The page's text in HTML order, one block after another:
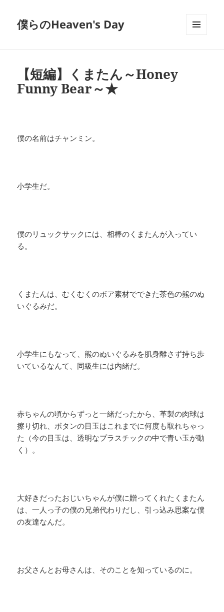
僕らのHeaven's Day
【短編】くまたん～Honey
Funny Bear～★
僕の名前はチャンミン。
小学生だ。
僕のリュックサックには、相棒のくまたんが入ってい
る。
くまたんは、むくむくのボア素材でできた茶色の熊のぬ
いぐるみだ。
小学生にもなって、熊のぬいぐるみを肌身離さず持ち歩
いているなんて、同級生には内緒だ。
赤ちゃんの頃からずっと一緒だったから、革製の肉球は
擦り切れ、ボタンの目玉はこれまでに何度も取れちゃっ
た（今の目玉は、透明なプラスチックの中で青い玉が動
く）。
大好きだったおじいちゃんが僕に贈ってくれたくまたん
は、一人っ子の僕の兄弟代わりだし、引っ込み思案な僕
の友達なんだ。
お父さんとお母さんは、そのことを知っているのに。